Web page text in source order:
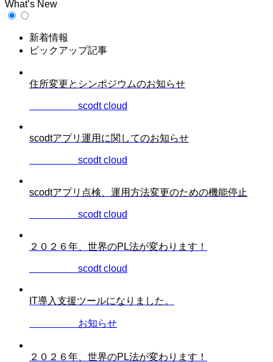
What’s New
新着情報
ピックアップ記事
住所変更とシンポジウムのお知らせ
scodt cloud
scodtアプリ運用に関してのお知らせ
scodt cloud
scodtアプリ点検、運用方法変更のための機能停止
scodt cloud
２０２６年、世界のPL法が変わります！
scodt cloud
IT導入支援ツールになりました。
お知らせ
２０２６年、世界のPL法が変わります！